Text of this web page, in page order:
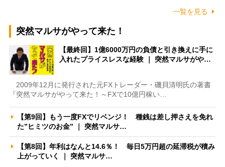
一覧を見る
突然マルサがやって来た！
【最終回】1億6000万円の負債と引き換えに手に
入れたプライスレスな経験 ｜ 突然マルサがや…
2009年12月に発行された元FXトレーダー・磯貝清明氏の著書
『突然マルサがやって来た！～FXで10億円稼い…
【第9回】もう一度FXでリベンジ！ 種銭は差し押さえを免れ
た”ヒミツのお金” ｜ 突然マルサ…
【第8回】年利はなんと14.6％！ 毎日5万円超の延滞税が積み
上がっていく ｜ 突然マルサ…